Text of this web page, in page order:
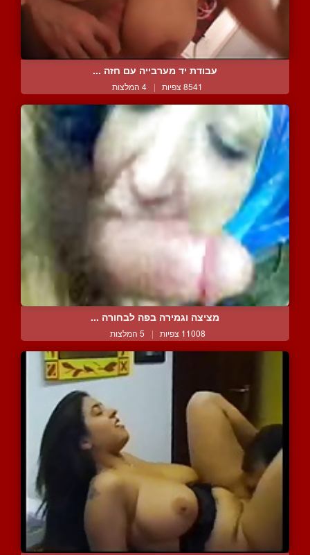
עבודת יד מערבייה עם חזה ...
8541 צפיות | 4 המלצות
מציצה וגמירה בפה לבחורה ...
11008 צפיות | 5 המלצות